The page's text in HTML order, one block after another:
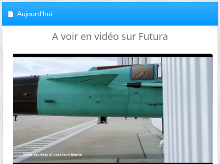
Aujourd'hui
A voir en vidéo sur Futura